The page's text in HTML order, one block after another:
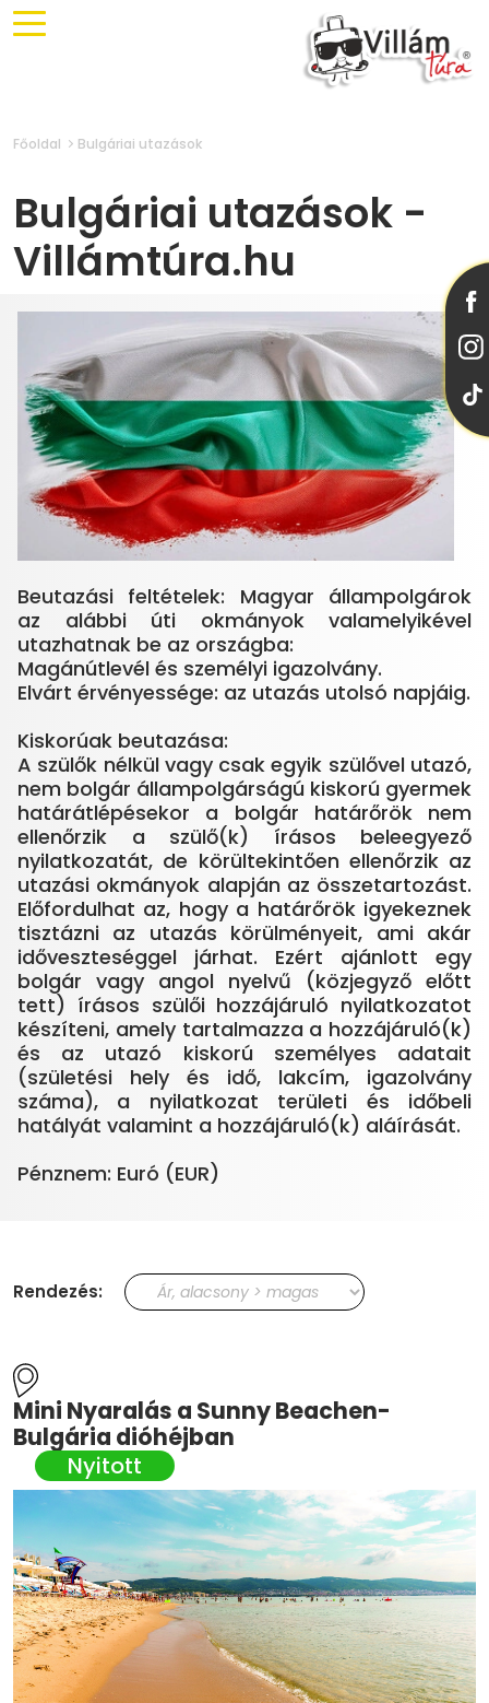
Főoldal Bulgáriai utazások
Bulgáriai utazások -
Villámtúra.hu
Beutazási feltételek: Magyar állampolgárok
az alábbi úti okmányok valamelyikével
utazhatnak be az országba:
Magánútlevél és személyi igazolvány.
Elvárt érvényessége: az utazás utolsó napjáig.
Kiskorúak beutazása:
A szülők nélkül vagy csak egyik szülővel utazó,
nem bolgár állampolgárságú kiskorú gyermek
határátlépésekor a bolgár határőrök nem
ellenőrzik a szülő(k) írásos beleegyező
nyilatkozatát, de körültekintően ellenőrzik az
utazási okmányok alapján az összetartozást.
Előfordulhat az, hogy a határőrök igyekeznek
tisztázni az utazás körülményeit, ami akár
időveszteséggel járhat. Ezért ajánlott egy
bolgár vagy angol nyelvű (közjegyző előtt
tett) írásos szülői hozzájáruló nyilatkozatot
készíteni, amely tartalmazza a hozzájáruló(k)
és az utazó kiskorú személyes adatait
(születési hely és idő, lakcím, igazolvány
száma), a nyilatkozat területi és időbeli
hatályát valamint a hozzájáruló(k) aláírását.
Rendezés:
Mini Nyaralás a Sunny Beachen-
Bulgária dióhéjban